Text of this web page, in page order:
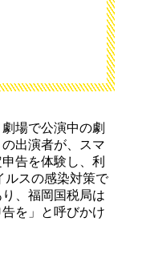
場で公演中の劇
出演者が、スマ
告を体験し、利
ルスの感染対策で
、福岡国税局は
を」と呼びかけ